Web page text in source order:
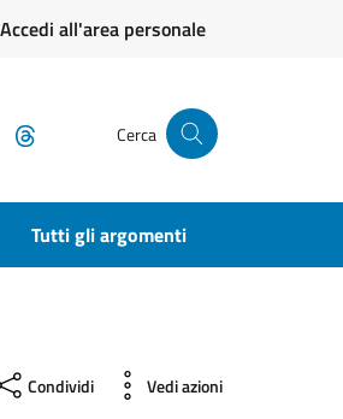
Accedi all'area personale
WhatsApp Cerca
Tutti gli argomenti
Condividi Vedi azioni